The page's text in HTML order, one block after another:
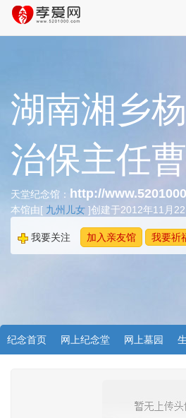
湖南湘乡
治保主任
天堂纪念馆： http://
本馆由[ 九州儿女 ]创建于2012年11月22
我要关注 加入亲友馆 我要祈
纪念首页 网上纪念堂 网上墓园